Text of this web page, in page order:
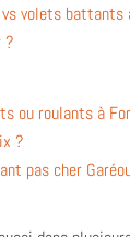
volets battants
?
ou roulants à
?
pas cher